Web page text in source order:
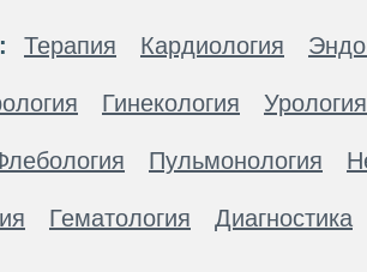
Терапия Кардиология
Гинекология Урология
Пульмонология
Гематология Диагностика